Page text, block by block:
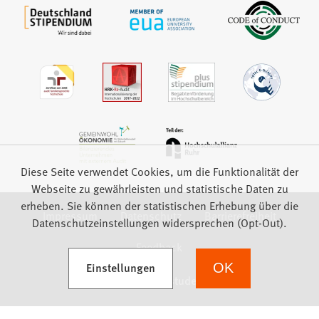
Impressum Datenschutz
Barrierefreiheit
Feedback
Diese Seite verwendet Cookies, um die Funktionalität der
Webseite zu gewährleisten und statistische Daten zu
erheben. Sie können der statistischen Erhebung über die
Datenschutzeinstellungen widersprechen (Opt-Out).
Einstellungen
(Öffnet in einem neuen Tab) OK